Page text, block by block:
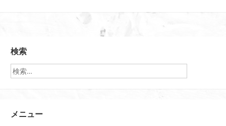
検索
メニュー